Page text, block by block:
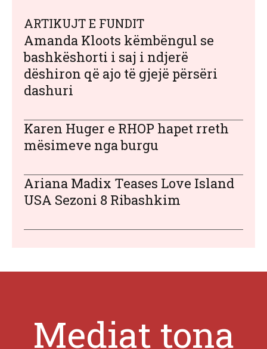
ARTIKUJT E FUNDIT
Amanda Kloots këmbëngul se
bashkëshorti i saj i ndjerë
dëshiron që ajo të gjejë përsëri
dashuri
Karen Huger e RHOP hapet rreth
mësimeve nga burgu
Ariana Madix Teases Love Island
USA Sezoni 8 Ribashkim
Mediat tona